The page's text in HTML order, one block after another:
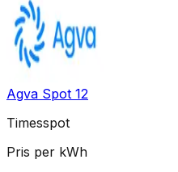
Agva Spot 12
Timesspot
Pris per kWh